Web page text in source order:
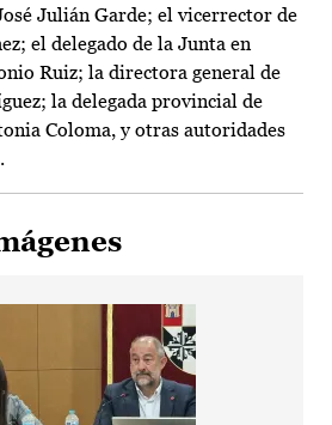
Julián Garde; el vicerrector de
el delegado de la Junta en
Ruiz; la directora general de
la delegada provincial de
Coloma, y otras autoridades